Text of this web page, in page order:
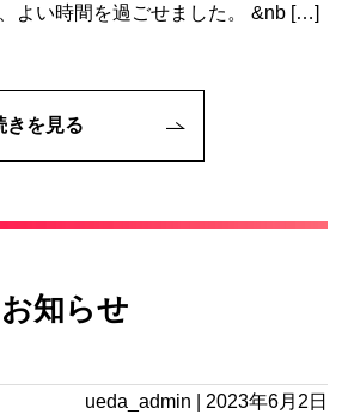
よい時間を過ごせました。 &nb […]
きを見る
知らせ
ueda_admin 2023年6月2日